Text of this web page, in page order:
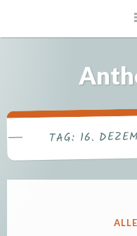
TAG: 16.